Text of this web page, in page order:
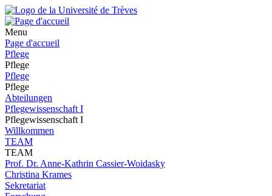
Menu
Page d'accueil
Pflege
Pflege
Pflege
Pflege
Abteilungen
Pflegewissenschaft I
Pflegewissenschaft I
Willkommen
TEAM
TEAM
Prof. Dr. Anne-Kathrin Cassier-Woidasky
Christina Krames
Sekretariat